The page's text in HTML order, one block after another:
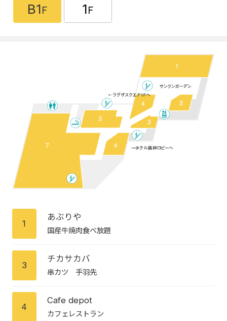
B1F 1F
1
あぶりや
国産牛焼肉食べ放題
3
チカサカバ
串カツ 手羽先
4
Cafe depot
カフェレストラン